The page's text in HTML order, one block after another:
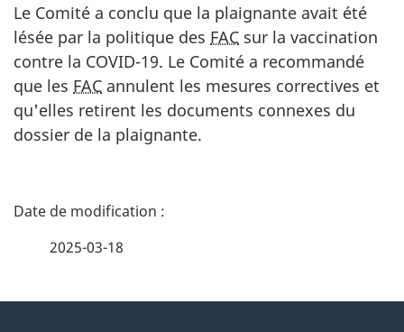
Le Comité a conclu que la plaignante avait été
lésée par la politique des FAC sur la vaccination
contre la COVID-19. Le Comité a recommandé
que les FAC annulent les mesures correctives et
qu'elles retirent les documents connexes du
dossier de la plaignante.
D
2025-03-18